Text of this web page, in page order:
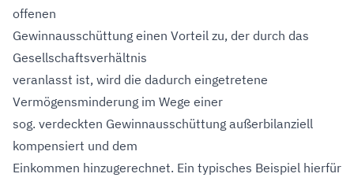
offenen
Gewinnausschüttung einen Vorteil zu, der durch das
Gesellschaftsverhältnis
veranlasst ist, wird die dadurch eingetretene
Vermögensminderung im Wege einer
sog. verdeckten Gewinnausschüttung außerbilanziell
kompensiert und dem
Einkommen hinzugerechnet. Ein typisches Beispiel hierfür